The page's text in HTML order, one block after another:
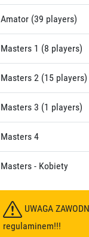
Amator (39 players)
Masters 1 (8 players)
Masters 2 (15 players)
Masters 3 (1 players)
Masters 4
Masters - Kobiety
UWAGA
regulaminem!!!